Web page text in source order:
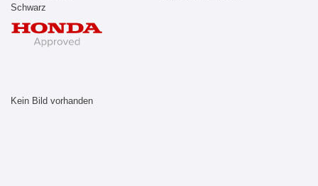
Schwarz
Kein Bild vorhanden